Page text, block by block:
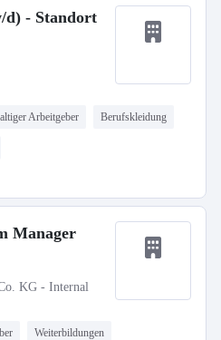
d) - Standort
Arbeitgeber Berufskleidung
Manager
KG - Internal
Weiterbildungen